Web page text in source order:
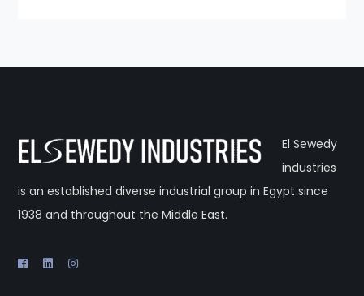
El Sewedy
industries
is an established diverse industrial group in Egypt since
1938 and throughout the Middle East.